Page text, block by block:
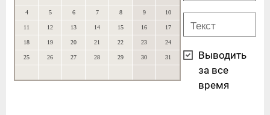
4 5 6 7 8 9 10
11 12 13 14 15 16 17
18 19 20 21 22 23 24
25 26 27 28 29 30 31
Выводить
за все
время